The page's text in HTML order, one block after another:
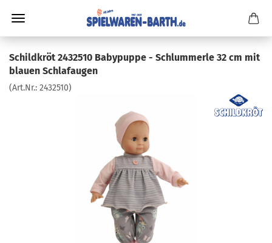
Schildkröt 2432510 Babypuppe - Schlummerle 32 cm mit
blauen Schlafaugen
(Art.Nr.: 2432510)